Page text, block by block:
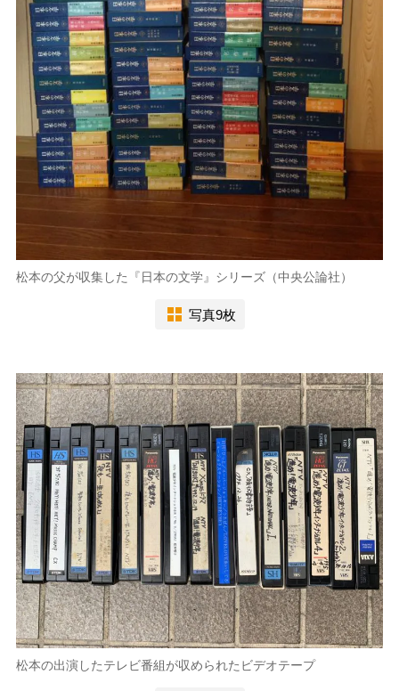
松本の父が収集した『日本の文学』シリーズ（中央公論社）
写真9枚
松本の出演したテレビ番組が収められたビデオテープ